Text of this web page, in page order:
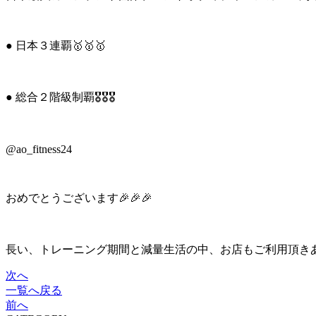
● 日本３連覇🥇🥇🥇
● 総合２階級制覇🎖🎖🎖
@ao_fitness24
おめでとうございます🎉🎉🎉
長い、トレーニング期間と減量生活の中、お店もご利用頂きあ
次へ
一覧へ戻る
前へ